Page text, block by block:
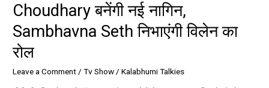
Choudhary बनेंगी नई नागिन,
Sambhavna Seth निभाएंगी विलेन का
रोल
Leave a Comment/Tv Show/Kalabhumi Talkies